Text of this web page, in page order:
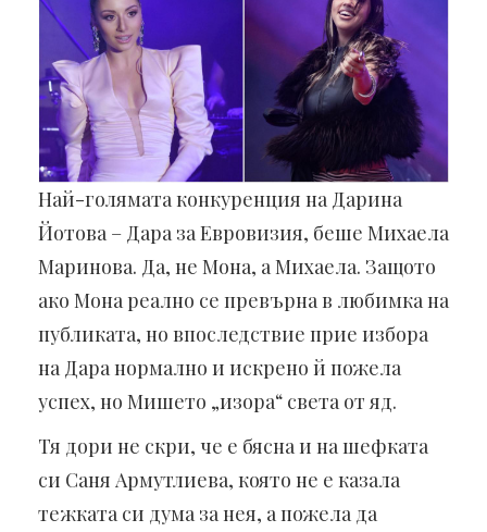
Най-голямата конкуренция на Дарина
Йотова – Дара за Евровизия, беше Михаела
Маринова. Да, не Мона, а Михаела. Защото
ако Мона реално се превърна в любимка на
публиката, но впоследствие прие избора
на Дара нормално и искрено й пожела
успех, но Мишето „изора“ света от яд.
Тя дори не скри, че е бясна и на шефката
си Саня Армутлиева, която не е казала
тежката си дума за нея, а пожела да